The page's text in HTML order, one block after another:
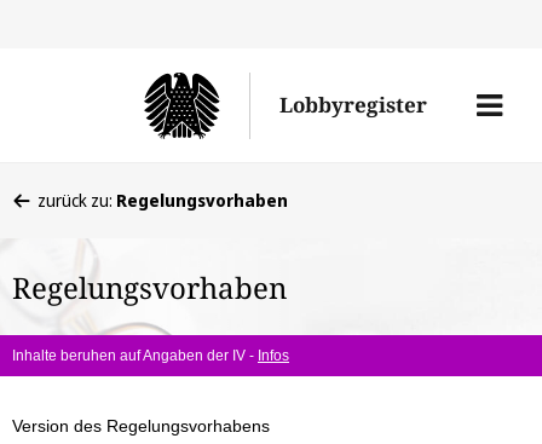
Lobbyregister
Menü
befinden
hier:
zurück zu: Regelungsvorhaben
Regelungsvorhaben
Inhalte beruhen auf Angaben der IV - Infos
Version des Regelungsvorhabens